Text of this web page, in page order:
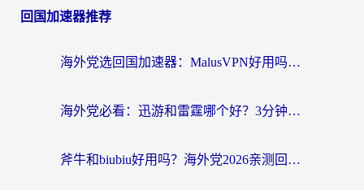
回国加速器推荐
海外党选回国加速器：MalusVPN好用吗？和快帆VPN哪个好？附真实对比与避坑指南
海外党必看：迅游和雷霆哪个好？3分钟教你选对回国加速器，无缝刷国内剧玩手游
斧牛和biubiu好用吗？海外党2026亲测回国加速器指南，附番茄加速器深度体验